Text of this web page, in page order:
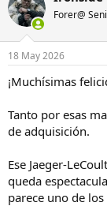
c
o
n
e
s
Forer@
18 May 2026
¡Muchísimas
Tanto por esas
de adquisición.
Ese Jaeger-
queda
parece uno de